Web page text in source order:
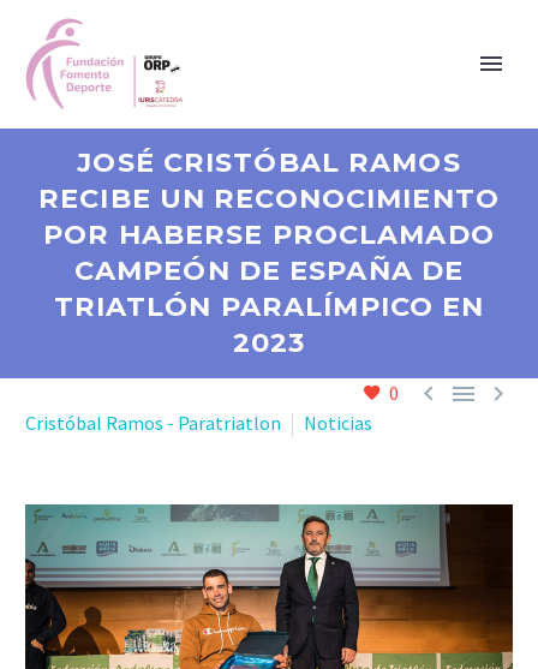
JOSÉ CRISTÓBAL RAMOS
RECIBE UN RECONOCIMIENTO
POR HABERSE PROCLAMADO
CAMPEÓN DE ESPAÑA DE
TRIATLÓN PARALÍMPICO EN
2023
0   
Cristóbal Ramos - Paratriatlon Noticias